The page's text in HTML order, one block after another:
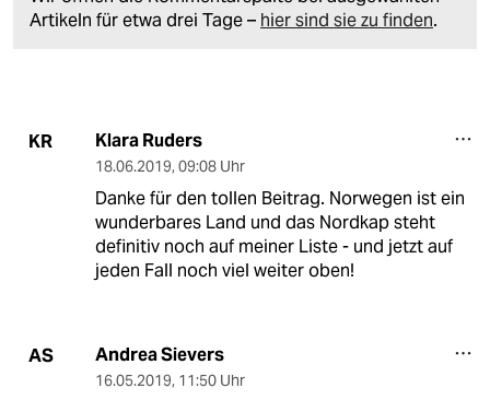
Artikeln für etwa drei Tage – hier sind sie zu finden.
KR Klara Ruders
18.06.2019, 09:08 Uhr
Danke für den tollen Beitrag. Norwegen ist ein
wunderbares Land und das Nordkap steht
definitiv noch auf meiner Liste - und jetzt auf
jeden Fall noch viel weiter oben!
AS Andrea Sievers
16.05.2019, 11:50 Uhr